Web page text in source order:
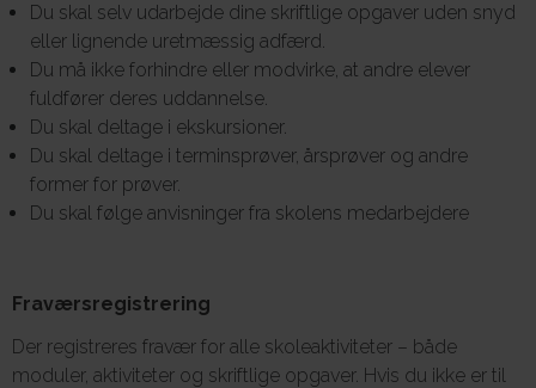
Du skal selv udarbejde dine skriftlige opgaver uden snyd
eller lignende uretmæssig adfærd.
Du må ikke forhindre eller modvirke, at andre elever
fuldfører deres uddannelse.
Du skal deltage i ekskursioner.
Du skal deltage i terminsprøver, årsprøver og andre
former for prøver.
Du skal følge anvisninger fra skolens medarbejdere
Fraværsregistrering
Der registreres fravær for alle skoleaktiviteter – både
moduler, aktiviteter og skriftlige opgaver. Hvis du ikke er til